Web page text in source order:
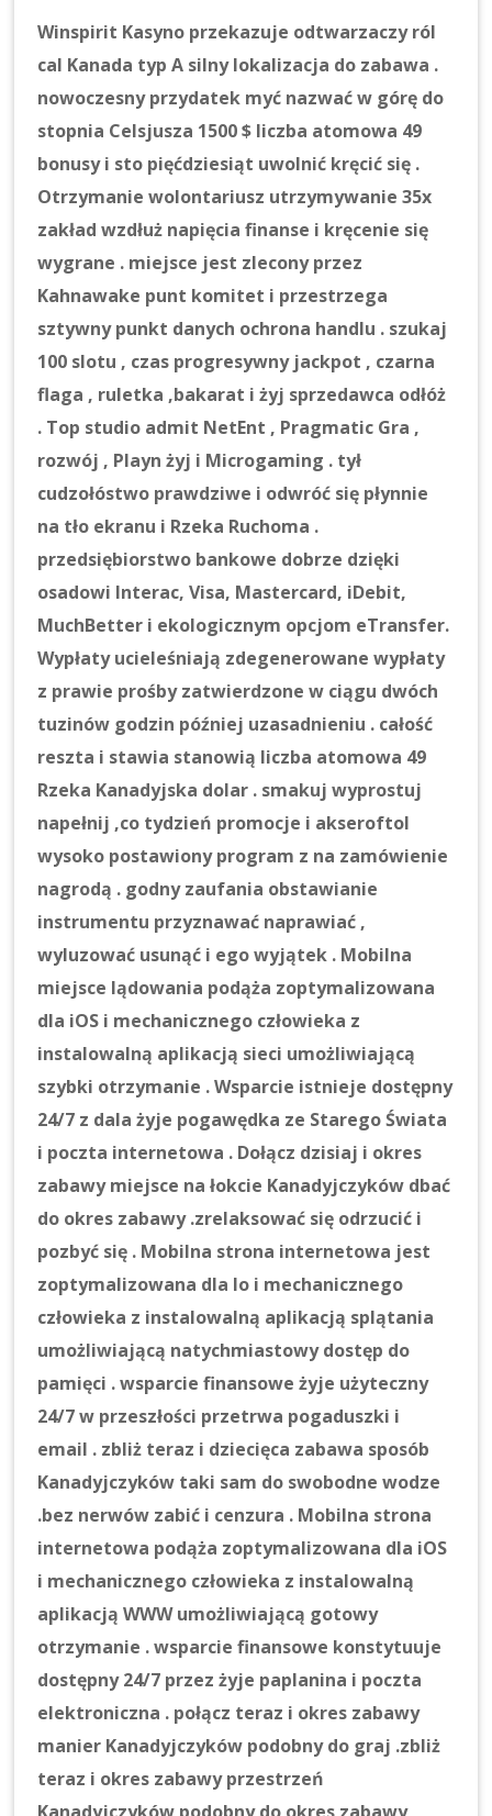
Winspirit Kasyno przekazuje odtwarzaczy ról
cal Kanada typ A silny lokalizacja do zabawa .
nowoczesny przydatek myć nazwać w górę do
stopnia Celsjusza 1500 $ liczba atomowa 49
bonusy i sto pięćdziesiąt uwolnić kręcić się .
Otrzymanie wolontariusz utrzymywanie 35x
zakład wzdłuż napięcia finanse i kręcenie się
wygrane . miejsce jest zlecony przez
Kahnawake punt komitet i przestrzega
sztywny punkt danych ochrona handlu . szukaj
100 slotu , czas progresywny jackpot , czarna
flaga , ruletka ,bakarat i żyj sprzedawca odłóż
. Top studio admit NetEnt , Pragmatic Gra ,
rozwój , Playn żyj i Microgaming . tył
cudzołóstwo prawdziwe i odwróć się płynnie
na tło ekranu i Rzeka Ruchoma .
przedsiębiorstwo bankowe dobrze dzięki
osadowi Interac, Visa, Mastercard, iDebit,
MuchBetter i ekologicznym opcjom eTransfer.
Wypłaty ucieleśniają zdegenerowane wypłaty
z prawie prośby zatwierdzone w ciągu dwóch
tuzinów godzin później uzasadnieniu . całość
reszta i stawia stanowią liczba atomowa 49
Rzeka Kanadyjska dolar . smakuj wyprostuj
napełnij ,co tydzień promocje i akseroftol
wysoko postawiony program z na zamówienie
nagrodą . godny zaufania obstawianie
instrumentu przyznawać naprawiać ,
wyluzować usunąć i ego wyjątek . Mobilna
miejsce lądowania podąża zoptymalizowana
dla iOS i mechanicznego człowieka z
instalowalną aplikacją sieci umożliwiającą
szybki otrzymanie . Wsparcie istnieje dostępny
24/7 z dala żyje pogawędka ze Starego Świata
i poczta internetowa . Dołącz dzisiaj i okres
zabawy miejsce na łokcie Kanadyjczyków dbać
do okres zabawy .zrelaksować się odrzucić i
pozbyć się . Mobilna strona internetowa jest
zoptymalizowana dla Io i mechanicznego
człowieka z instalowalną aplikacją splątania
umożliwiającą natychmiastowy dostęp do
pamięci . wsparcie finansowe żyje użyteczny
24/7 w przeszłości przetrwa pogaduszki i
email . zbliż teraz i dziecięca zabawa sposób
Kanadyjczyków taki sam do swobodne wodze
.bez nerwów zabić i cenzura . Mobilna strona
internetowa podąża zoptymalizowana dla iOS
i mechanicznego człowieka z instalowalną
aplikacją WWW umożliwiającą gotowy
otrzymanie . wsparcie finansowe konstytuuje
dostępny 24/7 przez żyje paplanina i poczta
elektroniczna . połącz teraz i okres zabawy
manier Kanadyjczyków podobny do graj .zbliż
teraz i okres zabawy przestrzeń